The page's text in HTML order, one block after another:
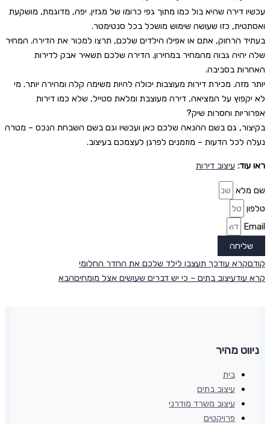
עכשיו דירה שהיא בול כמו מתוך גפי כרומו של מגזין. יפה, מדוגמת, מושקעת
ואסתטית, כזו שעושה שימוש מושכל בכל סנטימטר.
בעתיד הרחוק, אתם או אפילו הילדים שלכם, תרצו למכור את הדירה. המחיר
שלה יהיה גבוה מהמחיר במחירון. הדירה שלכם תשאיר אבק לדירות
האחרות בסביבה.
יותר מזה. מכירת דירות מעוצבות יכולה להיות משימה קלה ומהירה יותר. מי
לא יקפוץ על המציאה, דירה מעוצבת ומלאת סטייל, שלא כמו דירות
אפרוריות וחסרות שיק?
בקיצור, גם בשם ההנאה שלכם כאן ועכשיו וגם בשם השבחת הנכס – מטרה
נעלה לכל הדעות – מוזמנים לפרגן לעצמכם בעיצוב.
ראו עוד: עיצוב דירות
שם מלא
טלפון
Email
שליחה
קודםקרא עודכך תעצבו לילד שלכם את החדר החלומי
קרא עודעיצוב בתים – כי יש דברים שעושים אצל מומחיםהבא
ניווט מהיר
בית
עיצוב בתים
עיצוב משרד מודרני
פרויקטים